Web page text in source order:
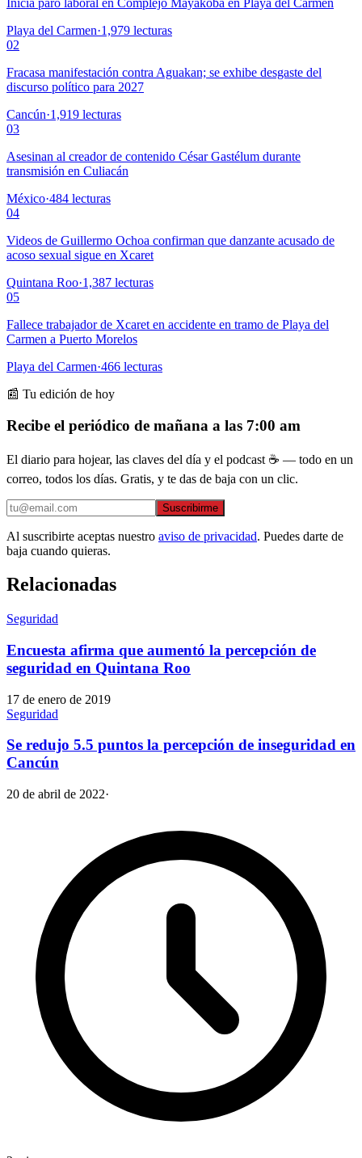
Inicia paro laboral en Complejo Mayakoba en Playa del Carmen
Playa del Carmen·1,979 lecturas
02
Fracasa manifestación contra Aguakan; se exhibe desgaste del
discurso político para 2027
Cancún·1,919 lecturas
03
Asesinan al creador de contenido César Gastélum durante
transmisión en Culiacán
México·484 lecturas
04
Videos de Guillermo Ochoa confirman que danzante acusado de
acoso sexual sigue en Xcaret
Quintana Roo·1,387 lecturas
05
Fallece trabajador de Xcaret en accidente en tramo de Playa del
Carmen a Puerto Morelos
Playa del Carmen·466 lecturas
📰 Tu edición de hoy
Recibe el periódico de mañana a las 7:00 am
El diario para hojear, las claves del día y el podcast ☕ — todo en un
correo, todos los días. Gratis, y te das de baja con un clic.
Suscribirme
Al suscribirte aceptas nuestro aviso de privacidad. Puedes darte de
baja cuando quieras.
Relacionadas
Seguridad
Encuesta afirma que aumentó la percepción de
seguridad en Quintana Roo
17 de enero de 2019
Seguridad
Se redujo 5.5 puntos la percepción de inseguridad en
Cancún
20 de abril de 2022·